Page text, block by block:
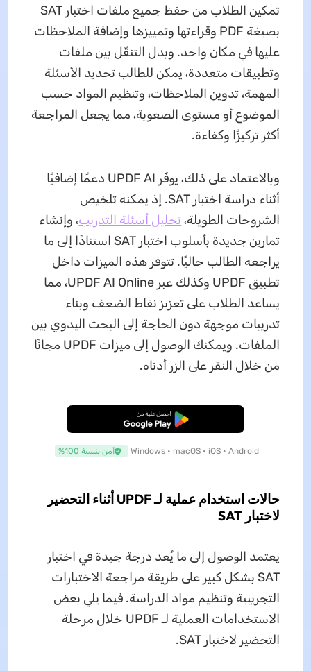
تمكين الطلاب من حفظ جميع ملفات اختبار SAT
بصيغة PDF وقراءتها وتمييزها وإضافة الملاحظات
عليها في مكان واحد. وبدل التنقّل بين ملفات
وتطبيقات متعددة، يمكن للطالب تحديد الأسئلة
المهمة، تدوين الملاحظات، وتنظيم المواد حسب
الموضوع أو مستوى الصعوبة، مما يجعل المراجعة
أكثر تركيزًا وكفاءة.
وبالاعتماد على ذلك، يوفّر UPDF AI دعمًا إضافيًا
أثناء دراسة اختبار SAT. إذ يمكنه تلخيص
الشروحات الطويلة، تحليل أسئلة التدريب، وإنشاء
تمارين جديدة بأسلوب اختبار SAT استنادًا إلى ما
يراجعه الطالب حاليًا. تتوفر هذه الميزات داخل
تطبيق UPDF وكذلك عبر UPDF AI Online، مما
يساعد الطلاب على تعزيز نقاط الضعف وبناء
تدريبات موجهة دون الحاجة إلى البحث اليدوي بين
الملفات. ويمكنك الوصول إلى ميزات UPDF مجانًا
من خلال النقر على الزر أدناه.
تنزيل مجاني
Windows • macOS • iOS • Android آمن بنسبة 100%
حالات استخدام عملية لـ UPDF أثناء التحضير
لاختبار SAT
يعتمد الوصول إلى ما يُعد درجة جيدة في اختبار
SAT بشكل كبير على طريقة مراجعة الاختبارات
التجريبية وتنظيم مواد الدراسة. فيما يلي بعض
الاستخدامات العملية لـ UPDF خلال مرحلة
التحضير لاختبار SAT.